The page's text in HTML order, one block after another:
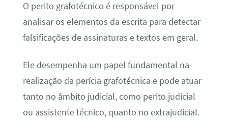
O perito grafotécnico é responsável por
analisar os elementos da escrita para detectar
falsificações de assinaturas e textos em geral.
Ele desempenha um papel fundamental na
realização da perícia grafotécnica e pode atuar
tanto no âmbito judicial, como perito judicial
ou assistente técnico, quanto no extrajudicial.